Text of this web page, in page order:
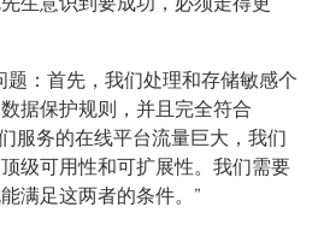
题：首先，我们处理和存储敏感个
据保护规则，并且完全符合
服务的在线平台流量巨大，我们
级可用性和可扩展性。我们需要
满足这两者的条件。”